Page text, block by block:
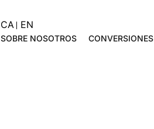
CA EN
SOBRE NOSOTROS CONVERSIONES